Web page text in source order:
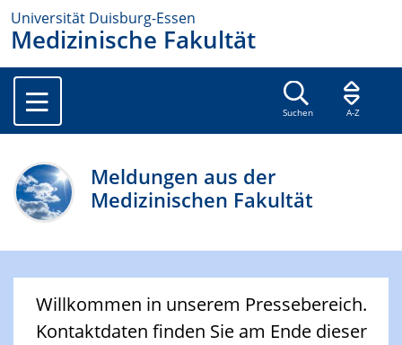
Universität Duisburg-Essen
Medizinische Fakultät
Suchen A-Z
Meldungen aus der
Medizinischen Fakultät
Willkommen in unserem Pressebereich.
Kontaktdaten finden Sie am Ende dieser